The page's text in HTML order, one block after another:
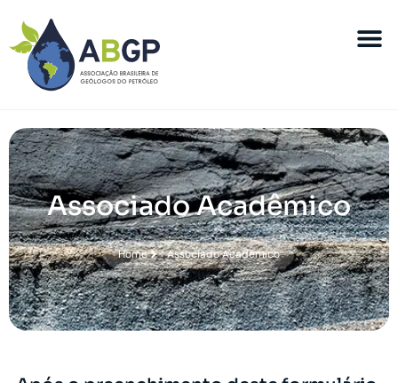
Associado Acadêmico
Home Associado Acadêmico